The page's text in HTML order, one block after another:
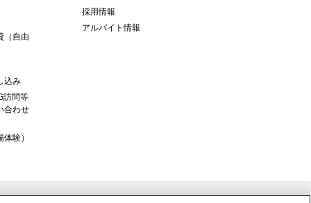
（自由
込み
訪問等
合わせ
験）
採用情報
アルバイト情報